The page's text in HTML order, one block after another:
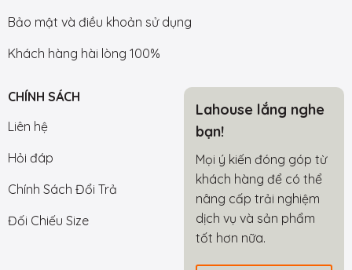
Bảo mật và điều khoản sử dụng
Khách hàng hài lòng 100%
CHÍNH SÁCH
Liên hệ
Hỏi đáp
Chính Sách Đổi Trả
Đối Chiếu Size
Lahouse lắng nghe
bạn!
Mọi ý kiến đóng góp từ
khách hàng để có thể
nâng cấp trải nghiệm
dịch vụ và sản phẩm
tốt hơn nữa.